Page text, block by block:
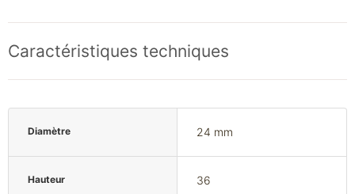
Caractéristiques techniques
Diamètre 24 mm
Hauteur 36